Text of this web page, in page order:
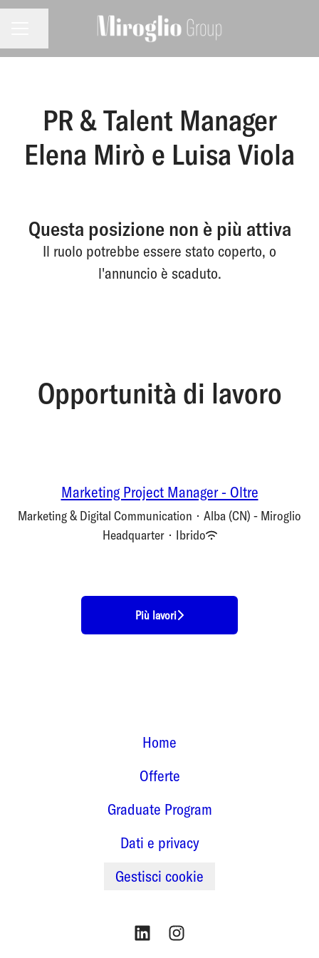
Condividi la pagina
PR & Talent Manager
Elena Mirò e Luisa Viola
Questa posizione non è più attiva
Il ruolo potrebbe essere stato coperto, o
l'annuncio è scaduto.
Opportunità di lavoro
Marketing Project Manager - Oltre
Marketing & Digital Communication · Alba (CN) - Miroglio
Headquarter · Ibrido
Più lavori
Home
Offerte
Graduate Program
Dati e privacy
Gestisci cookie